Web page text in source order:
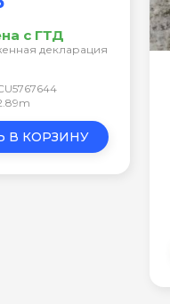
с ГТД
декларация
В КОРЗИНУ